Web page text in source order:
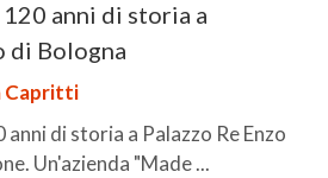
anni di storia a
di Bologna
Capritti
di storia a Palazzo Re Enzo
Un'azienda "Made ...